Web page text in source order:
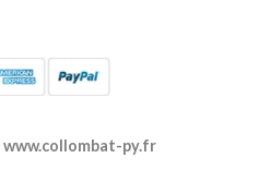
www.collombat-py.fr